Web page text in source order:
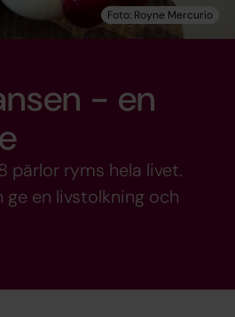
- en
pärlor ryms hela livet.
ge en livstolkning och